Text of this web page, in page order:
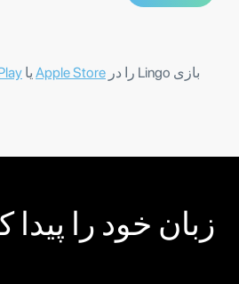
بازی Lingo را در Apple Store یا
زبان خود را پیدا